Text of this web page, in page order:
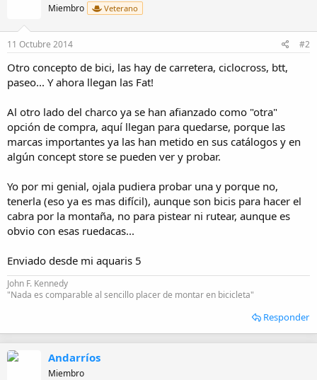
Miembro Veterano
11 Octubre 2014 #2
Otro concepto de bici, las hay de carretera, ciclocross, btt,
paseo... Y ahora llegan las Fat!
Al otro lado del charco ya se han afianzado como "otra"
opción de compra, aquí llegan para quedarse, porque las
marcas importantes ya las han metido en sus catálogos y en
algún concept store se pueden ver y probar.
Yo por mi genial, ojala pudiera probar una y porque no,
tenerla (eso ya es mas difícil), aunque son bicis para hacer el
cabra por la montaña, no para pistear ni rutear, aunque es
obvio con esas ruedacas...
Enviado desde mi aquaris 5
John F. Kennedy
"Nada es comparable al sencillo placer de montar en bicicleta"
Responder
Andarríos
Miembro